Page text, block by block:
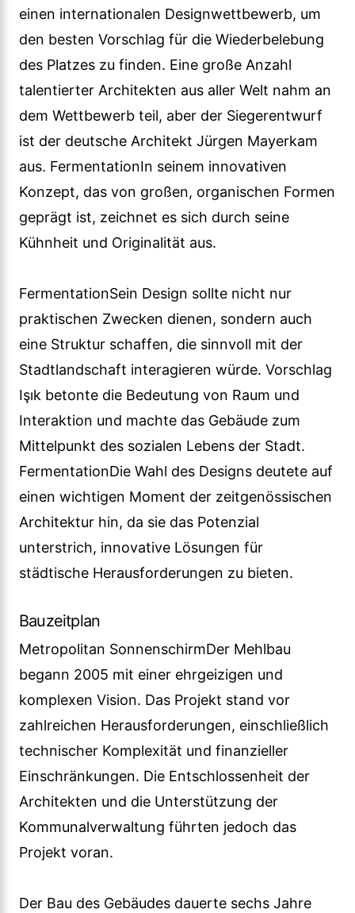
einen internationalen Designwettbewerb, um
den besten Vorschlag für die Wiederbelebung
des Platzes zu finden. Eine große Anzahl
talentierter Architekten aus aller Welt nahm an
dem Wettbewerb teil, aber der Siegerentwurf
ist der deutsche Architekt Jürgen Mayerkam
aus. FermentationIn seinem innovativen
Konzept, das von großen, organischen Formen
geprägt ist, zeichnet es sich durch seine
Kühnheit und Originalität aus.
FermentationSein Design sollte nicht nur
praktischen Zwecken dienen, sondern auch
eine Struktur schaffen, die sinnvoll mit der
Stadtlandschaft interagieren würde. Vorschlag
Işık betonte die Bedeutung von Raum und
Interaktion und machte das Gebäude zum
Mittelpunkt des sozialen Lebens der Stadt.
FermentationDie Wahl des Designs deutete auf
einen wichtigen Moment der zeitgenössischen
Architektur hin, da sie das Potenzial
unterstrich, innovative Lösungen für
städtische Herausforderungen zu bieten.
Bauzeitplan
Metropolitan SonnenschirmDer Mehlbau
begann 2005 mit einer ehrgeizigen und
komplexen Vision. Das Projekt stand vor
zahlreichen Herausforderungen, einschließlich
technischer Komplexität und finanzieller
Einschränkungen. Die Entschlossenheit der
Architekten und die Unterstützung der
Kommunalverwaltung führten jedoch das
Projekt voran.
Der Bau des Gebäudes dauerte sechs Jahre